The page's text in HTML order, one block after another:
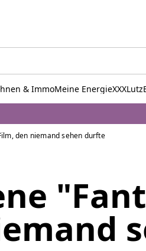
& ImmoMeine EnergieXXXLutz
den niemand sehen durfte